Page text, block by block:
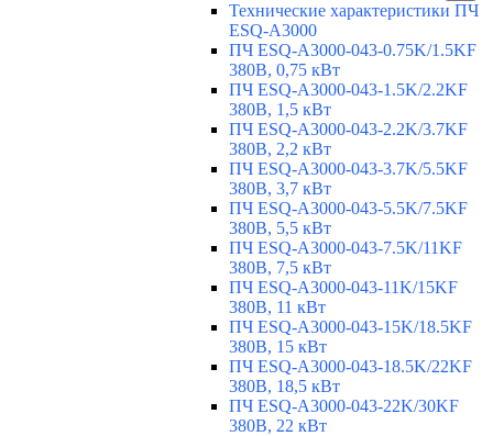
Технические характеристики ПЧ
ESQ-A3000
ПЧ ESQ-A3000-043-0.75K/1.5KF
380В, 0,75 кВт
ПЧ ESQ-A3000-043-1.5K/2.2KF
380В, 1,5 кВт
ПЧ ESQ-A3000-043-2.2K/3.7KF
380В, 2,2 кВт
ПЧ ESQ-A3000-043-3.7K/5.5KF
380В, 3,7 кВт
ПЧ ESQ-A3000-043-5.5K/7.5KF
380В, 5,5 кВт
ПЧ ESQ-A3000-043-7.5K/11KF
380В, 7,5 кВт
ПЧ ESQ-A3000-043-11K/15KF
380В, 11 кВт
ПЧ ESQ-A3000-043-15K/18.5KF
380В, 15 кВт
ПЧ ESQ-A3000-043-18.5K/22KF
380В, 18,5 кВт
ПЧ ESQ-A3000-043-22K/30KF
380В, 22 кВт